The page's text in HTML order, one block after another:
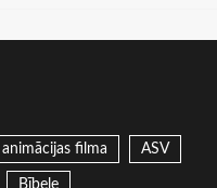
animācijas filma ASV